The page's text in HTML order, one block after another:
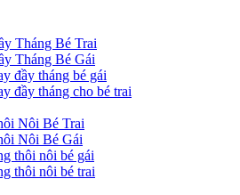
Tháng Bé Trai
Tháng Bé Gái
đầy tháng bé gái
đầy tháng cho bé trai
Nôi Bé Trai
Nôi Bé Gái
thôi nôi bé gái
thôi nôi bé trai